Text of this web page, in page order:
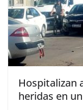
Hospitalizan
heridas en